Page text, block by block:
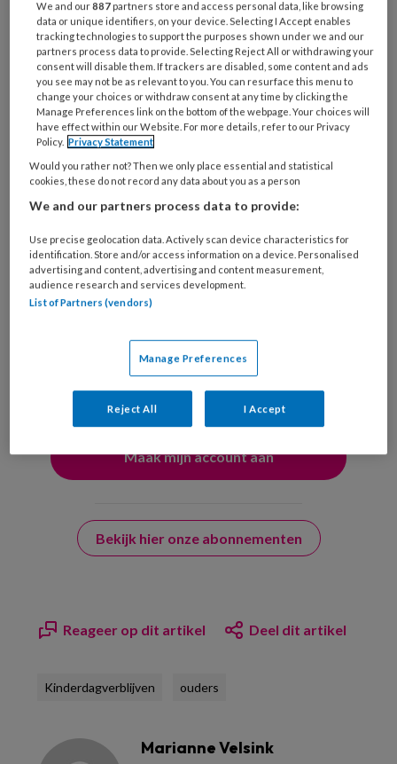
Bij
welke
organisatie
werk
je?
Untitled
Ontvang 2x per week de
KinderopvangTotaal nieuwsbrief
Ontvang iedere zondag het
Management Kinderopvang
Weekoverzicht
Ja, ik geef toestemming voor e-mails
van KinderopvangTotaal en
Springer Media B.V.
?
Uw bovenstaande gegevens kunnen worden toegevoegd aan
uw profiel in overeenstemming met onsprivacy statement
?
Bekijk hier onze abonnementen
Reageer op dit artikel Deel dit artikel
Kinderdagverblijven ouders
Marianne Velsink
We and our887 partners store and access personal data, like browsing
data or unique identifiers, on your device. Selecting I Accept enables
tracking technologies to support the purposes shown under we and our
partners process data to provide. Selecting Reject All or withdrawing your
consent will disable them. If trackers are disabled, some content and ads
you see may not be as relevant to you. You can resurface this menu to
change your choices or withdraw consent at any time by clicking the
Manage Preferences link on the bottom of the webpage. Your choices will
have effect within our Website. For more details, refer to our Privacy
Policy. Privacy Statement
Would you rather not? Then we only place essential and statistical
cookies, these do not record any data about you as a person
We and our partners process data to provide:
Use precise geolocation data. Actively scan device characteristics for
identification. Store and/or access information on a device. Personalised
advertising and content, advertising and content measurement,
audience research and services development.
List of Partners (vendors)
Manage Preferences
Reject All I Accept